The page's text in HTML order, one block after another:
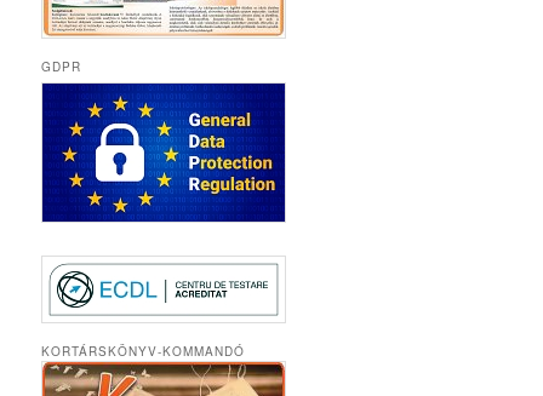
GDPR
KORTÁRSKÖNYV-KOMMANDÓ